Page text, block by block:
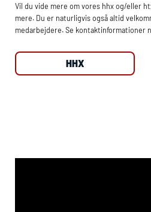
Vil du vide mere om vores hhxog/eller
mere. Du er naturligvis også altid
medarbejdere. Se kontaktinformationer
HHX